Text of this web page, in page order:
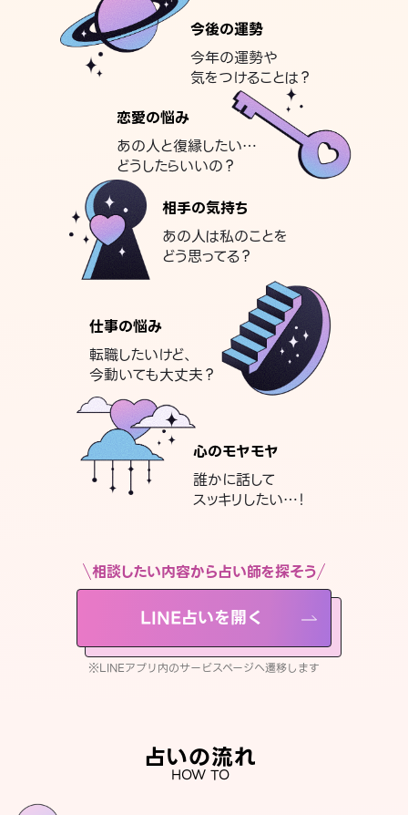
今後の運勢
今年の運勢や
気をつけることは？
恋愛の悩み
あの人と復縁したい…
どうしたらいいの？
相手の気持ち
あの人は私のことを
どう思ってる？
仕事の悩み
転職したいけど、
今動いても大丈夫？
心のモヤモヤ
誰かに話して
スッキリしたい…！
相談したい内容から占い師を探そう
LINE占いを開く
※LINEアプリ内のサービスページへ遷移します
占いの流れ
HOW TO